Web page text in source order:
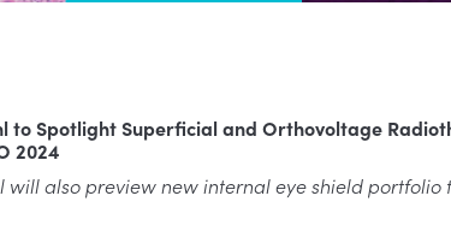
to Spotlight Superficial and Orthovoltage
2024
will also preview new internal eye shield portfolio